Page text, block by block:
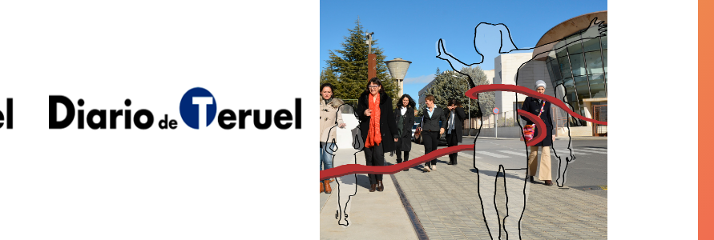
Exhibition of logos, logo
catalogue, website and e-book.￼
Gesport’s course at UVT seeks
gender equality in sport